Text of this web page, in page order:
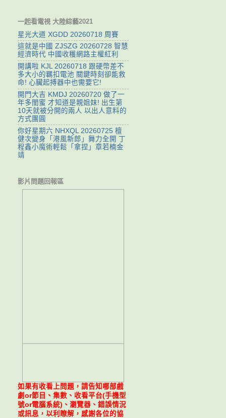
一起看電視 大陸綜藝2021
星光大道 XGDD 20260718 周賽
這就是中國 ZJSZG 20260728 智慧
經濟時代 中國收穫網路主權紅利
開講啦 KJL 20260718 跟硬幣差不
多大小的羈扣電池 關鍵時刻卻能救
命! 心臟起搏器中也需要它!
開門大吉 KMDJ 20260720 做了一
年多閨蜜 才知道是親姐妹! 出生第
10天就被分開的兩人 以出人意料的
方式團圓
你好星期六 NHXQL 20260725 檀
健次變身「港風新郎」舞力全開 丁
程鑫小魔術輕鬆「拿捏」章若楠金
靖
影片問題回報區
如果有收看上問題，請告知哪部戲
劇or節目、集數、收看平台(手機型
號or電腦系統)、瀏覽器、錯誤情況
或訊息，以利瞭解，感謝各位的協